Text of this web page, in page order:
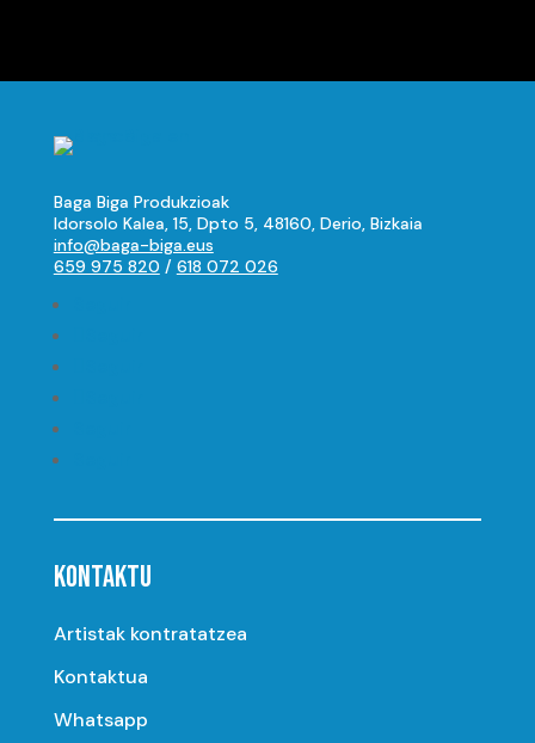
Baga Biga Produkzioak
Idorsolo Kalea, 15, Dpto 5, 48160, Derio, Bizkaia
info@baga-biga.eus
659 975 820 / 618 072 026
KONTAKTU
Artistak kontratatzea
Kontaktua
Whatsapp